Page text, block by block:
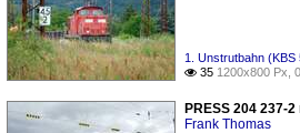
1. Unstrutbahn
 35 1200x800 Px,
PRESS 204 237-
Frank Thomas